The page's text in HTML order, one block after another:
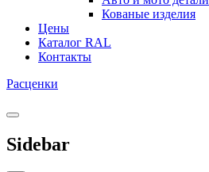
Кованые изделия
Цены
Каталог RAL
Контакты
Расценки
Sidebar